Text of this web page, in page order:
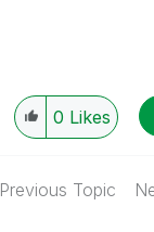
0 Likes
Previous Topic